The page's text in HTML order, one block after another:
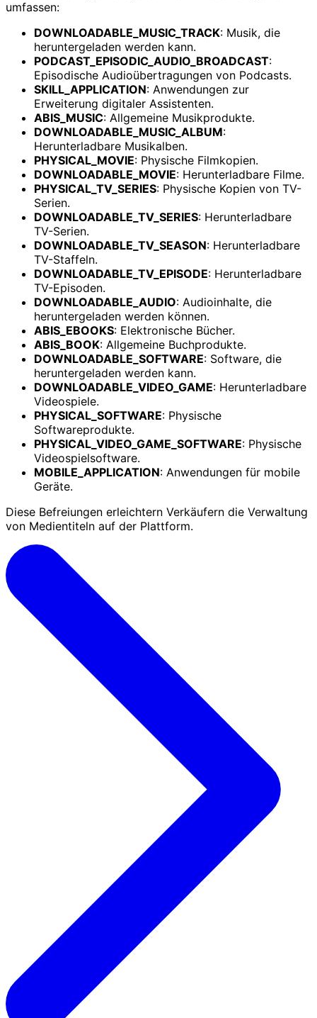
umfassen:
DOWNLOADABLE_MUSIC_TRACK: Musik, die
heruntergeladen werden kann.
PODCAST_EPISODIC_AUDIO_BROADCAST:
Episodische Audioübertragungen von Podcasts.
SKILL_APPLICATION: Anwendungen zur
Erweiterung digitaler Assistenten.
ABIS_MUSIC: Allgemeine Musikprodukte.
DOWNLOADABLE_MUSIC_ALBUM:
Herunterladbare Musikalben.
PHYSICAL_MOVIE: Physische Filmkopien.
DOWNLOADABLE_MOVIE: Herunterladbare Filme.
PHYSICAL_TV_SERIES: Physische Kopien von TV-
Serien.
DOWNLOADABLE_TV_SERIES: Herunterladbare
TV-Serien.
DOWNLOADABLE_TV_SEASON: Herunterladbare
TV-Staffeln.
DOWNLOADABLE_TV_EPISODE: Herunterladbare
TV-Episoden.
DOWNLOADABLE_AUDIO: Audioinhalte, die
heruntergeladen werden können.
ABIS_EBOOKS: Elektronische Bücher.
ABIS_BOOK: Allgemeine Buchprodukte.
DOWNLOADABLE_SOFTWARE: Software, die
heruntergeladen werden kann.
DOWNLOADABLE_VIDEO_GAME: Herunterladbare
Videospiele.
PHYSICAL_SOFTWARE: Physische
Softwareprodukte.
PHYSICAL_VIDEO_GAME_SOFTWARE: Physische
Videospielsoftware.
MOBILE_APPLICATION: Anwendungen für mobile
Geräte.
Diese Befreiungen erleichtern Verkäufern die Verwaltung
von Medientiteln auf der Plattform.